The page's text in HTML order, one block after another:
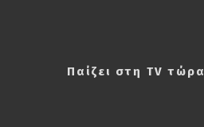
Παίζει στη TV τώρα